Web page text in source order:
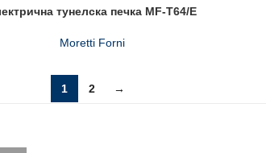
тунелска печка MF-T64/E
Moretti Forni
1 2 →